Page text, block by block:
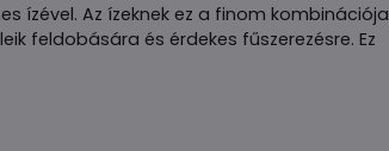
ízével. Az ízeknek ez a finom kombinációja
feldobására és érdekes fűszerezésre. Ez